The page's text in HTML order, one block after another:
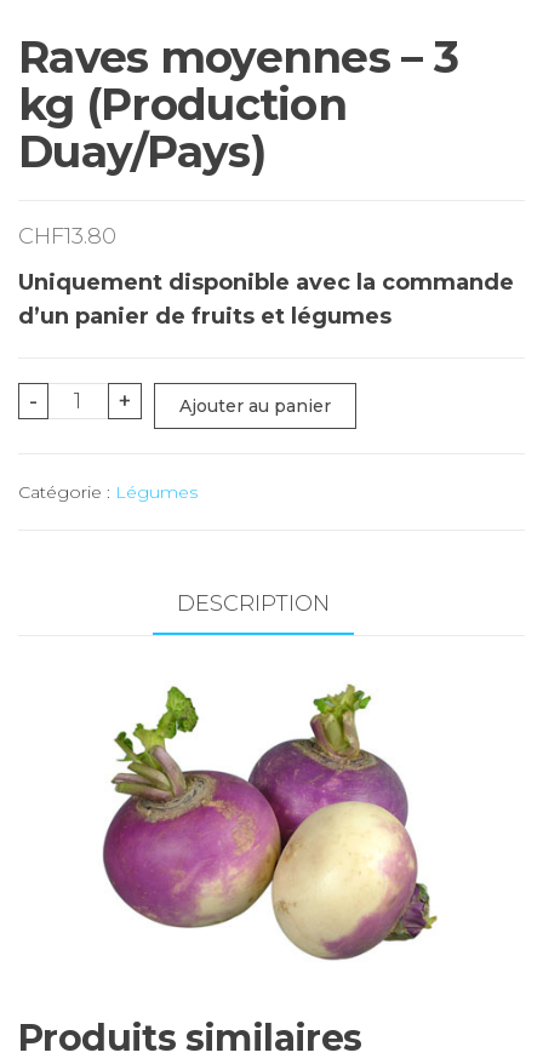
Raves moyennes – 3
kg (Production
Duay/Pays)
CHF13.80
Uniquement disponible avec la commande
d’un panier de fruits et légumes
-
quantité
moyennes
(Production
+ Ajouter au panier
Catégorie : Légumes
DESCRIPTION
Produits similaires